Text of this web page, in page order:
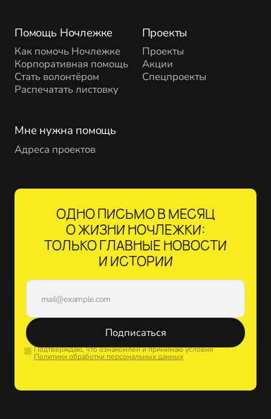
Помощь Ночлежке
Как помочь Ночлежке
Корпоративная помощь
Стать волонтёром
Распечатать листовку
Проекты
Проекты
Акции
Спецпроекты
Мне нужна помощь
Адреса проектов
ОДНО ПИСЬМО В МЕСЯЦ
О ЖИЗНИ НОЧЛЕЖКИ:
ТОЛЬКО ГЛАВНЫЕ НОВОСТИ
И ИСТОРИИ
Подписаться
Подтверждаю, что ознакомлен и принимаю условия
Политики обработки персональных данных